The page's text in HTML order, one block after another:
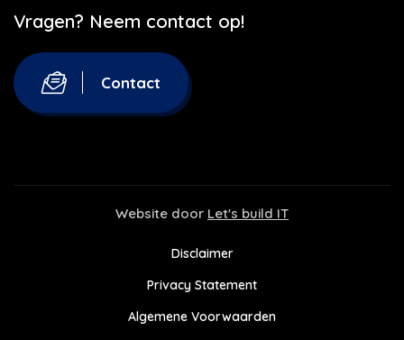
Vragen? Neem contact op!
Contact
Website door Let's build IT
Disclaimer
Privacy Statement
Algemene Voorwaarden